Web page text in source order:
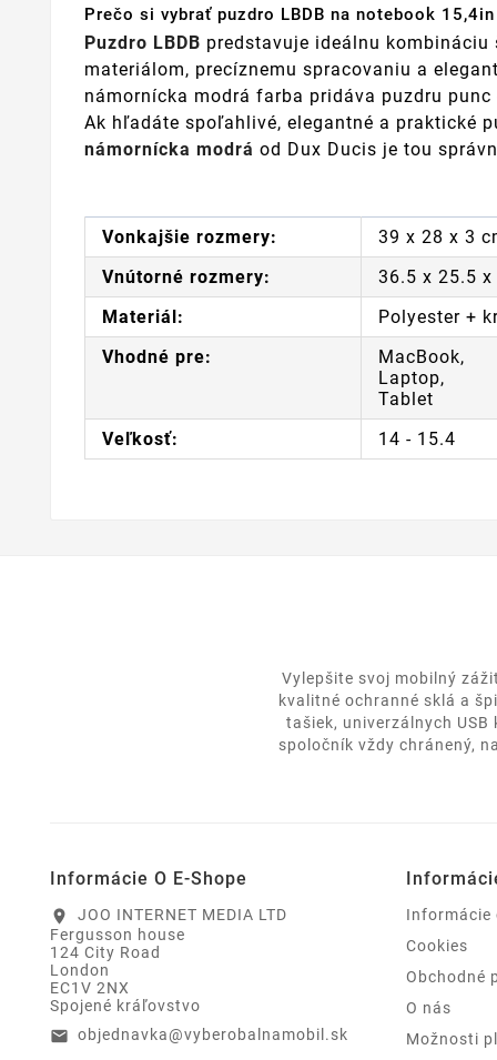
Prečo si vybrať puzdro LBDB na notebook
Puzdro LBDB predstavuje ideálnu
materiálom, precíznemu spracovaniu a
námornícka modrá farba pridáva puzdru
Ak hľadáte spoľahlivé, elegantné a praktické
námornícka modrá od Dux Ducis je tou
Vonkajšie rozmery:
39 x 28 x 3
Vnútorné rozmery:
36.5 x 25.5 x
Materiál:
Polyester +
Vhodné pre:
MacBook,
Laptop,
Tablet
Veľkosť:
14 - 15.4
Vylepšite svoj mobilný
kvalitné ochranné sklá a
tašiek, univerzálnych
spoločník vždy chránený,
Informácie O E-Shope
location_on
JOO INTERNET MEDIA LTD
Fergusson house
124 City Road
London
EC1V 2NX
Spojené kráľovstvo
email objednavka@vyberobalnamobil.sk
Informácie
Cookies
Obchodné
O nás
Možnosti